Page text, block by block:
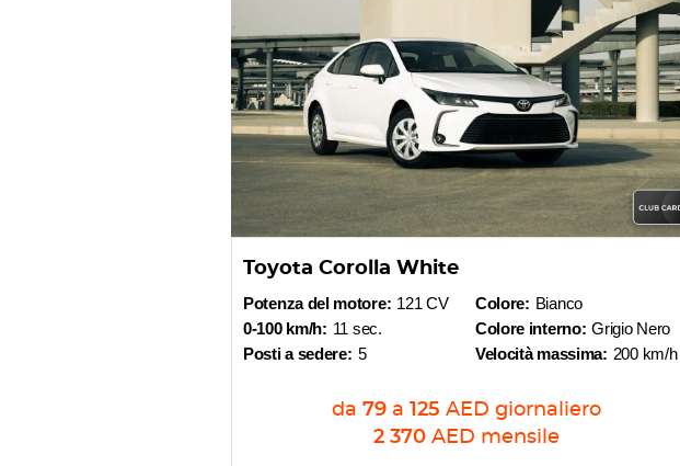
Toyota Corolla White
Potenza del motore: 121 CV
0-100 km/h: 11 sec.
Posti a sedere: 5
Colore: Bianco
Colore interno: Grigio Nero
Velocità massima: 200 km/h
da 79 a 125 AED giornaliero
2 370 AED mensile